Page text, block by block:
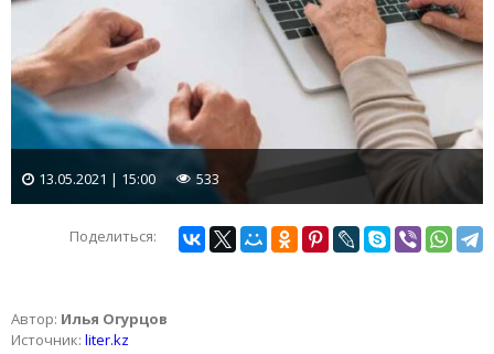
13.05.2021 | 15:00 533
Поделиться:
Автор: Илья Огурцов
Источник: liter.kz